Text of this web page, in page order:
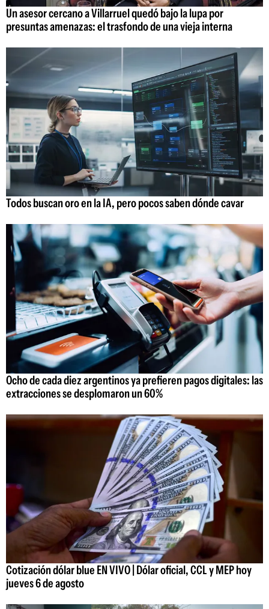
Un asesor cercano a Villarruel quedó bajo la lupa por
presuntas amenazas: el trasfondo de una vieja interna
Todos buscan oro en la IA, pero pocos saben dónde cavar
Ocho de cada diez argentinos ya prefieren pagos digitales: las
extracciones se desplomaron un 60%
Cotización dólar blue EN VIVO | Dólar oficial, CCL y MEP hoy
jueves 6 de agosto